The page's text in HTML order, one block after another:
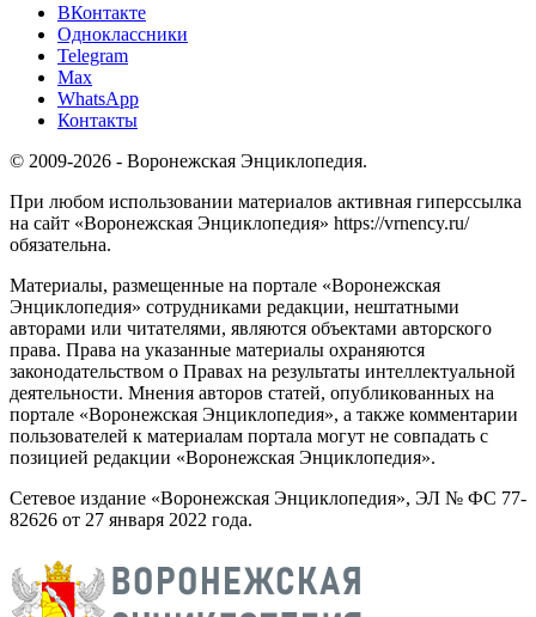
ВКонтакте
Одноклассники
Telegram
Max
WhatsApp
Контакты
© 2009-2026 - Воронежская Энциклопедия.
При любом использовании материалов активная гиперссылка
на сайт «Воронежская Энциклопедия» https://vrnency.ru/
обязательна.
Материалы, размещенные на портале «Воронежская
Энциклопедия» сотрудниками редакции, нештатными
авторами или читателями, являются объектами авторского
права. Права на указанные материалы охраняются
законодательством о Правах на результаты интеллектуальной
деятельности. Мнения авторов статей, опубликованных на
портале «Воронежская Энциклопедия», а также комментарии
пользователей к материалам портала могут не совпадать с
позицией редакции «Воронежская Энциклопедия».
Сетевое издание «Воронежская Энциклопедия», ЭЛ № ФС 77-
82626 от 27 января 2022 года.